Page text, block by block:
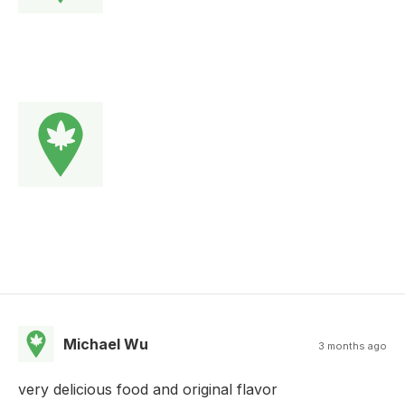
Michael Wu 3 months ago
very delicious food and original flavor